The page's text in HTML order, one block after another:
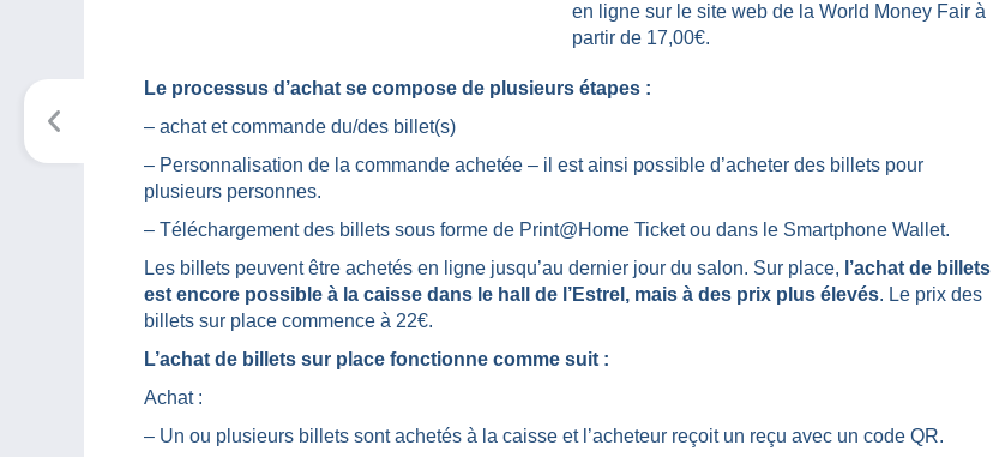
en ligne sur le site web de la World Money Fair à
partir de 17,00€.
Le processus d’achat se compose de plusieurs étapes :
– achat et commande du/des billet(s)
– Personnalisation de la commande achetée – il est ainsi possible d’acheter des billets pour
plusieurs personnes.
– Téléchargement des billets sous forme de Print@Home Ticket ou dans le Smartphone Wallet.
Les billets peuvent être achetés en ligne jusqu’au dernier jour du salon. Sur place, l’achat de billets
est encore possible à la caisse dans le hall de l’Estrel, mais à des prix plus élevés. Le prix des
billets sur place commence à 22€.
L’achat de billets sur place fonctionne comme suit :
Achat :
– Un ou plusieurs billets sont achetés à la caisse et l’acheteur reçoit un reçu avec un code QR.